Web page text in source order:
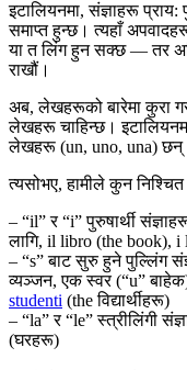
इटालियनमा, संज्ञाहरू प्राय:
समाप्त हुन्छ। त्यहाँ
या त लिंग हुन सक्छ — तर
राखौं।
अब, लेखहरूको बारेमा कुरा
लेखहरू चाहिन्छ।
लेखहरू (un, uno, una)
त्यसोभए, हामीले कुन
– “il” र “i” पुरुषार्थी
लागि, il libro (the book),
– “s” बाट सुरु हुने पुल्लिंग
व्यञ्जन, एक स्वर (“u”
studenti (the विद्यार्थीहरू)
– “la” र “le” स्त्रीलिंगी
(घरहरू)